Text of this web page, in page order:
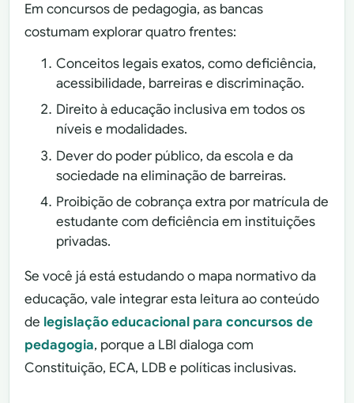
Em concursos de pedagogia, as bancas
costumam explorar quatro frentes:
Conceitos legais exatos, como deficiência,
acessibilidade, barreiras e discriminação.
Direito à educação inclusiva em todos os
níveis e modalidades.
Dever do poder público, da escola e da
sociedade na eliminação de barreiras.
Proibição de cobrança extra por matrícula de
estudante com deficiência em instituições
privadas.
Se você já está estudando o mapa normativo da
educação, vale integrar esta leitura ao conteúdo
de legislação educacional para concursos de
pedagogia, porque a LBI dialoga com
Constituição, ECA, LDB e políticas inclusivas.